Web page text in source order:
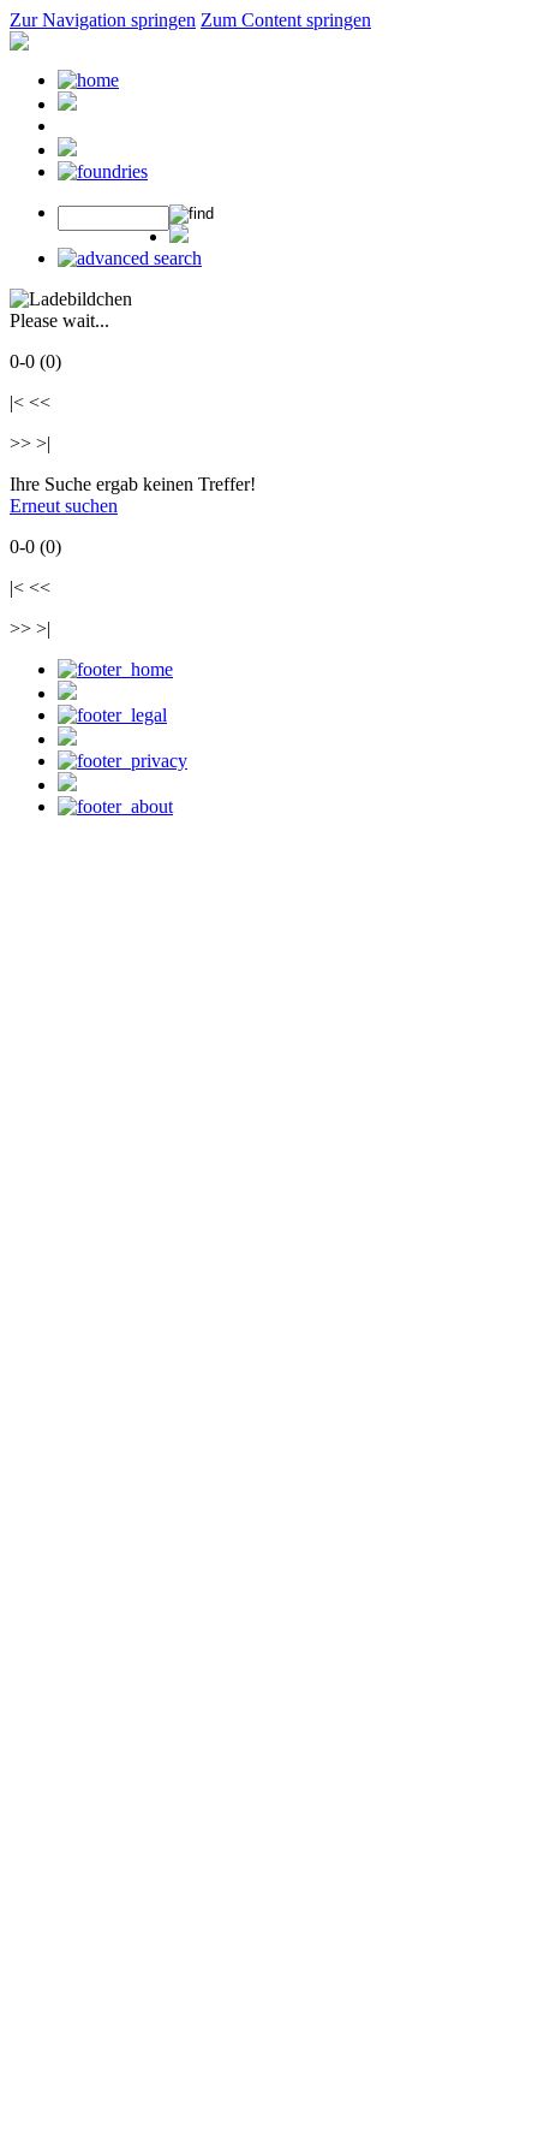
Zur Navigation springen Zum Content springen
Please wait...
0-0 (0)
|< <<
>> >|
Ihre Suche ergab keinen Treffer!
Erneut suchen
0-0 (0)
|< <<
>> >|